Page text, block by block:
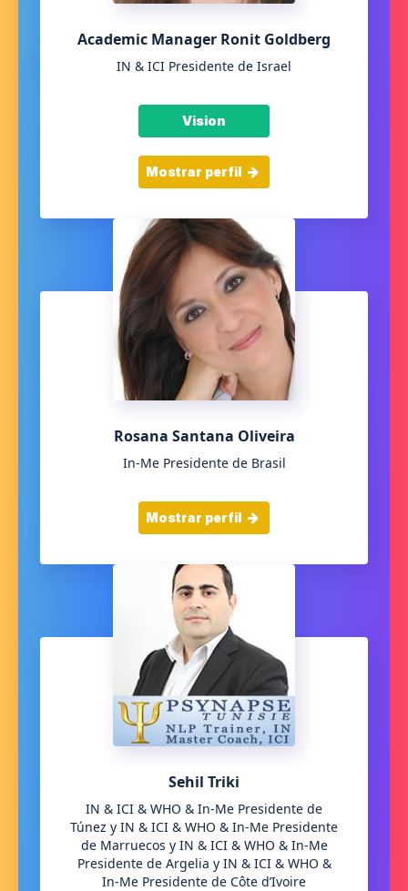
Academic Manager Ronit Goldberg
IN & ICI Presidente de Israel
Vision
Mostrar perfil
Rosana Santana Oliveira
In-Me Presidente de Brasil
Mostrar perfil
Sehil Triki
IN & ICI & WHO & In-Me Presidente de
Túnez y IN & ICI & WHO & In-Me Presidente
de Marruecos y IN & ICI & WHO & In-Me
Presidente de Argelia y IN & ICI & WHO &
In-Me Presidente de Côte d’Ivoire